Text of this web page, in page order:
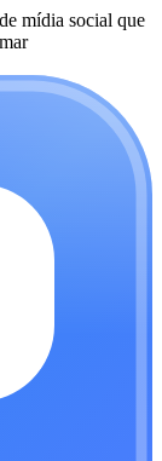
mídia social que